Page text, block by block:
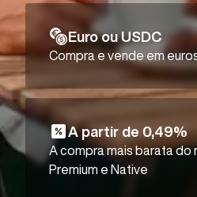
Euro ou USDC
Compra e vende em
A partir de 0,49%
A compra mais barata do
Premium e Native